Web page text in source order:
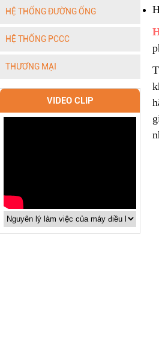
HỆ THỐNG ĐƯỜNG ỐNG
HỆ THỐNG PCCC
THƯƠNG MẠI
VIDEO CLIP